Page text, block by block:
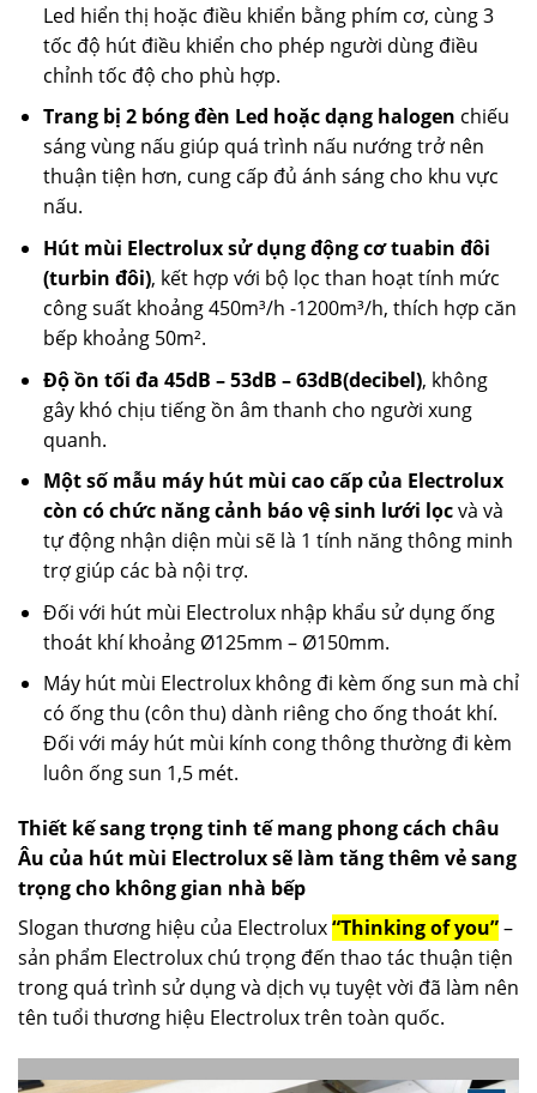
Led hiển thị hoặc điều khiển bằng phím cơ, cùng 3
tốc độ hút điều khiển cho phép người dùng điều
chỉnh tốc độ cho phù hợp.
Trang bị 2 bóng đèn Led hoặc dạng halogen chiếu
sáng vùng nấu giúp quá trình nấu nướng trở nên
thuận tiện hơn, cung cấp đủ ánh sáng cho khu vực
nấu.
Hút mùi Electrolux sử dụng động cơ tuabin đôi
(turbin đôi), kết hợp với bộ lọc than hoạt tính mức
công suất khoảng 450m³/h -1200m³/h, thích hợp căn
bếp khoảng 50m².
Độ ồn tối đa 45dB – 53dB – 63dB(decibel), không
gây khó chịu tiếng ồn âm thanh cho người xung
quanh.
Một số mẫu máy hút mùi cao cấp của Electrolux
còn có chức năng cảnh báo vệ sinh lưới lọcvà và
tự động nhận diện mùi sẽ là 1 tính năng thông minh
trợ giúp các bà nội trợ.
Đối với hút mùi Electrolux nhập khẩu sử dụng ống
thoát khí khoảng Ø125mm – Ø150mm.
Máy hút mùi Electrolux không đi kèm ống sun mà chỉ
có ống thu (côn thu) dành riêng cho ống thoát khí.
Đối với máy hút mùi kính cong thông thường đi kèm
luôn ống sun 1,5 mét.
Thiết kế sang trọng tinh tế mang phong cách châu
Âu của hút mùi Electrolux sẽ làm tăng thêm vẻ sang
trọng cho không gian nhà bếp
Slogan thương hiệu của Electrolux“Thinking of you”–
sản phẩm Electrolux chú trọng đến thao tác thuận tiện
trong quá trình sử dụng và dịch vụ tuyệt vời đã làm nên
tên tuổi thương hiệu Electrolux trên toàn quốc.